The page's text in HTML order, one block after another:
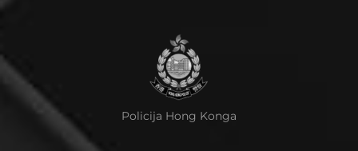
Policija Hong Konga